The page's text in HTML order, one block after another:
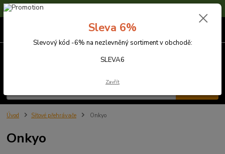
Sleva 6% na nezlevněné zboží s kódem SLEVA6
Úvod Síťové přehrávače Onkyo
Onkyo
Sleva 6%
Slevový kód -6% na nezlevněný sortiment v obchodě:
SLEVA6
Zavřít